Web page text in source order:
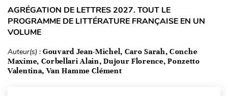
AGRÉGATION DE LETTRES 2027. TOUT LE
PROGRAMME DE LITTÉRATURE FRANÇAISE EN UN
VOLUME
Auteur(s) : Gouvard Jean-Michel, Caro Sarah, Conche
Maxime, Corbellari Alain, Dujour Florence, Ponzetto
Valentina, Van Hamme Clément